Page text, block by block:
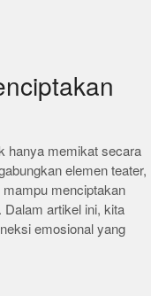
hanya memikat secara
elemen teater,
menciptakan
Dalam artikel ini, kita
emosional yang